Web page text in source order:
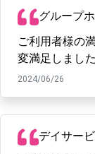
グループ
ご利用者様の
変満足しまし
2024/06/26
デイサー